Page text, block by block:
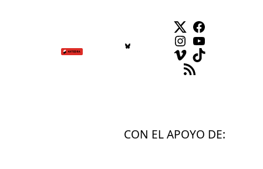
TwitterFacebook
Instagram
YouTube
VimeoTikTok
Feed RSS
CON EL APOYO DE: